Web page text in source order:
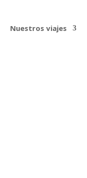
Nuestros viajes